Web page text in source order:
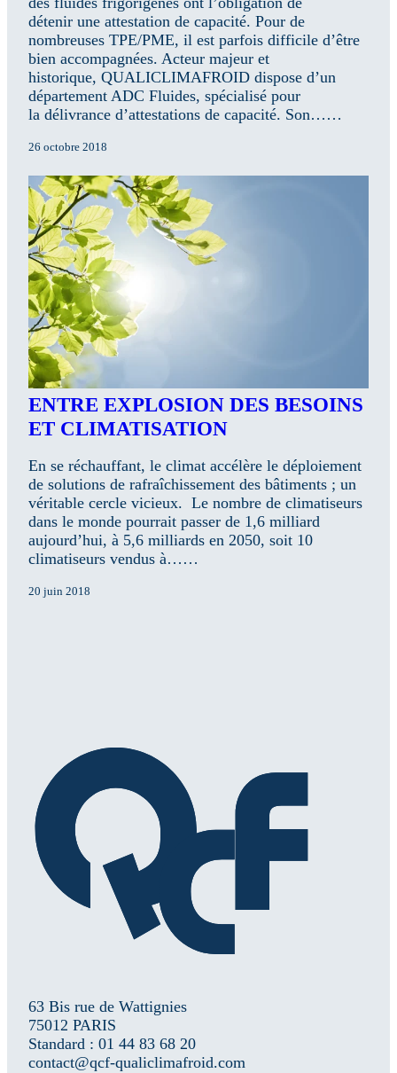
détenir une attestation de capacité. Pour de
nombreuses TPE/PME, il est parfois difficile d’être
bien accompagnées. Acteur majeur et
historique, QUALICLIMAFROID dispose d’un
département ADC Fluides, spécialisé pour
la délivrance d’attestations de capacité. Son……
26 octobre 2018
ENTRE EXPLOSION DES BESOINS
ET CLIMATISATION
En se réchauffant, le climat accélère le déploiement
de solutions de rafraîchissement des bâtiments ; un
véritable cercle vicieux. Le nombre de climatiseurs
dans le monde pourrait passer de 1,6 milliard
aujourd’hui, à 5,6 milliards en 2050, soit 10
climatiseurs vendus à……
20 juin 2018
63 Bis rue de Wattignies
75012 PARIS
Standard : 01 44 83 68 20
contact@qcf-qualiclimafroid.com